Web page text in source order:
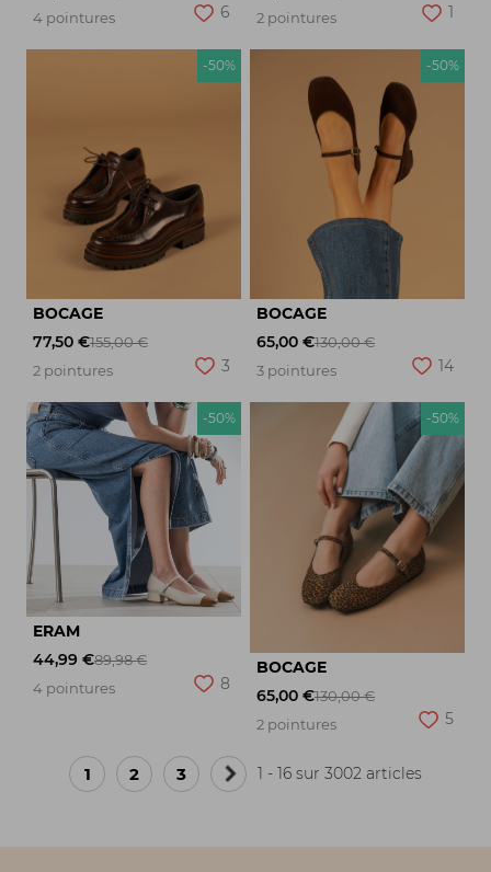
4 pointures
6
2 pointures
1
-50%
BOCAGE
77,50 €155,00 €
2 pointures
3
-50%
BOCAGE
65,00 €130,00 €
3 pointures
14
-50%
ERAM
44,99 €89,98 €
4 pointures
8
-50%
BOCAGE
65,00 €130,00 €
2 pointures
5
1 2 3
Page
1 - 16 sur 3002 articles